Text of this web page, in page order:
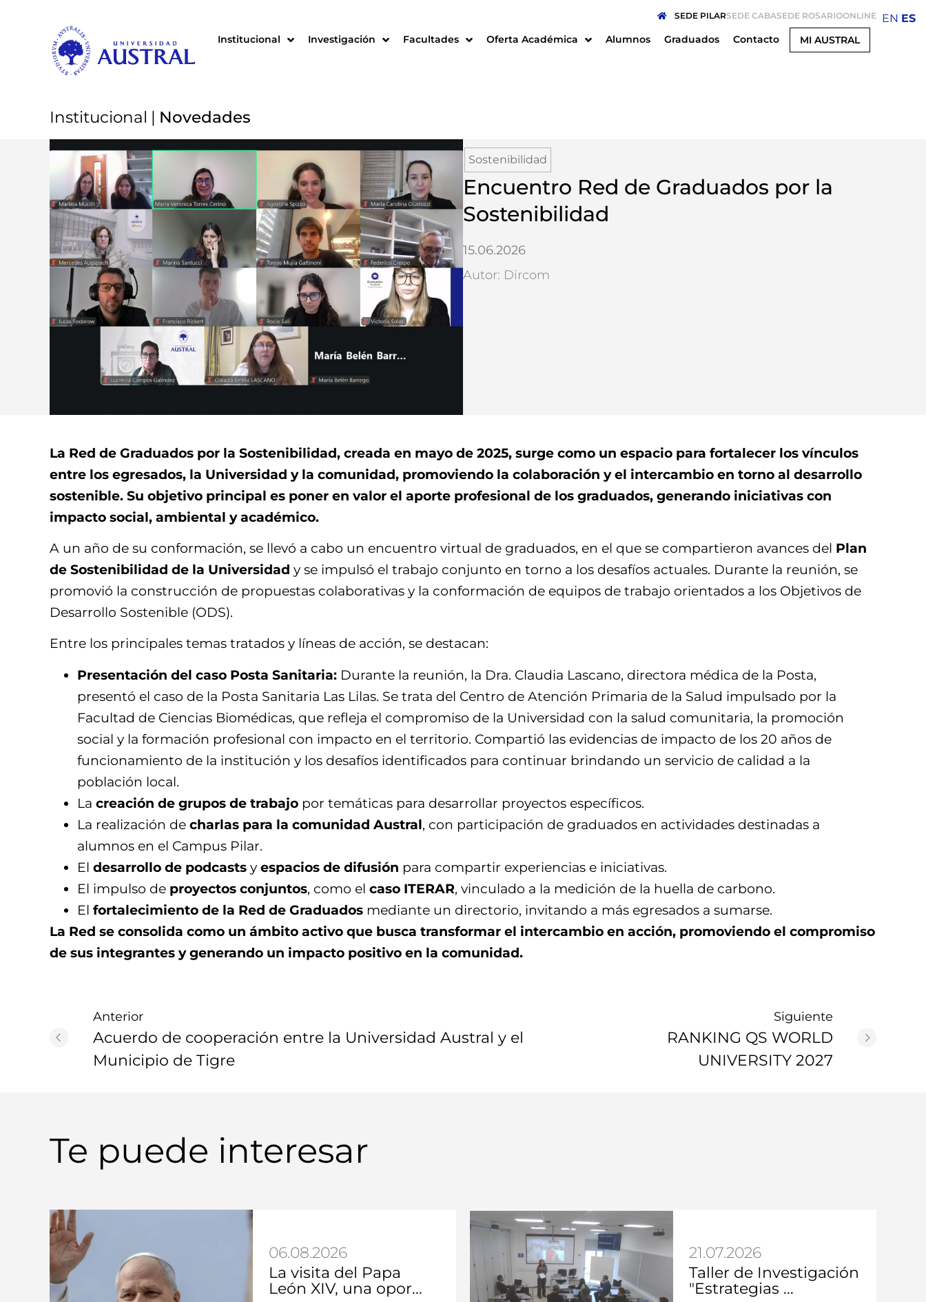
SEDE PILARSEDE CABASEDE ROSARIOONLINE
Institucional Investigación Facultades Oferta Académica Alumnos Graduados Contacto MI AUSTRAL
Institucional | Novedades
Sostenibilidad
Encuentro Red de Graduados por la
Sostenibilidad
15.06.2026
Autor: Dircom
La Red de Graduados por la Sostenibilidad, creada en mayo de 2025, surge como un espacio para fortalecer los vínculos
entre los egresados, la Universidad y la comunidad, promoviendo la colaboración y el intercambio en torno al desarrollo
sostenible. Su objetivo principal es poner en valor el aporte profesional de los graduados, generando iniciativas con
impacto social, ambiental y académico.
A un año de su conformación, se llevó a cabo un encuentro virtual de graduados, en el que se compartieron avances del Plan
de Sostenibilidad de la Universidad y se impulsó el trabajo conjunto en torno a los desafíos actuales. Durante la reunión, se
promovió la construcción de propuestas colaborativas y la conformación de equipos de trabajo orientados a los Objetivos de
Desarrollo Sostenible (ODS).
Entre los principales temas tratados y líneas de acción, se destacan:
Presentación del caso Posta Sanitaria: Durante la reunión, la Dra. Claudia Lascano, directora médica de la Posta,
presentó el caso de la Posta Sanitaria Las Lilas. Se trata del Centro de Atención Primaria de la Salud impulsado por la
Facultad de Ciencias Biomédicas, que refleja el compromiso de la Universidad con la salud comunitaria, la promoción
social y la formación profesional con impacto en el territorio. Compartió las evidencias de impacto de los 20 años de
funcionamiento de la institución y los desafíos identificados para continuar brindando un servicio de calidad a la
población local.
La creación de grupos de trabajo por temáticas para desarrollar proyectos específicos.
La realización de charlas para la comunidad Austral, con participación de graduados en actividades destinadas a
alumnos en el Campus Pilar.
El desarrollo de podcasts y espacios de difusión para compartir experiencias e iniciativas.
El impulso de proyectos conjuntos, como el caso ITERAR, vinculado a la medición de la huella de carbono.
El fortalecimiento de la Red de Graduados mediante un directorio, invitando a más egresados a sumarse.
La Red se consolida como un ámbito activo que busca transformar el intercambio en acción, promoviendo el compromiso
de sus integrantes y generando un impacto positivo en la comunidad.
Anterior
Acuerdo de cooperación entre la Universidad Austral y el
Municipio de Tigre
Siguiente
RANKING QS WORLD
UNIVERSITY 2027
Te puede interesar
06.08.2026
La visita del Papa
León XIV, una opor...
21.07.2026
Taller de Investigación
"Estrategias ...
EN ES